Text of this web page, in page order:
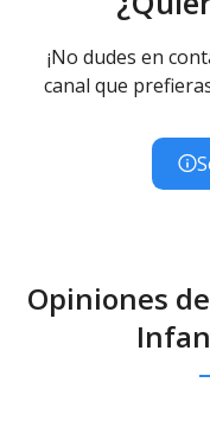
¡No dudes en
canal que
Opiniones